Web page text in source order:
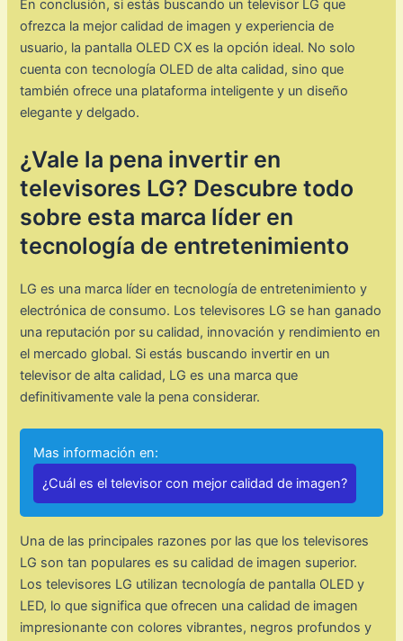
En conclusión, si estás buscando un televisor LG que
ofrezca la mejor calidad de imagen y experiencia de
usuario, la pantalla OLED CX es la opción ideal. No solo
cuenta con tecnología OLED de alta calidad, sino que
también ofrece una plataforma inteligente y un diseño
elegante y delgado.
¿Vale la pena invertir en
televisores LG? Descubre todo
sobre esta marca líder en
tecnología de entretenimiento
LG es una marca líder en tecnología de entretenimiento y
electrónica de consumo. Los televisores LG se han ganado
una reputación por su calidad, innovación y rendimiento en
el mercado global. Si estás buscando invertir en un
televisor de alta calidad, LG es una marca que
definitivamente vale la pena considerar.
Mas información en:
¿Cuál es el televisor con mejor calidad de imagen?
Una de las principales razones por las que los televisores
LG son tan populares es su calidad de imagen superior.
Los televisores LG utilizan tecnología de pantalla OLED y
LED, lo que significa que ofrecen una calidad de imagen
impresionante con colores vibrantes, negros profundos y